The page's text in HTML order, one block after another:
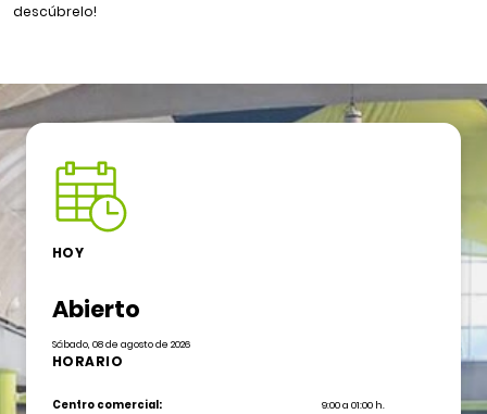
descúbrelo!
HOY
Abierto
Sábado, 08 de agosto de 2026
HORARIO
Centro comercial:
9:00 a 01:00 h.